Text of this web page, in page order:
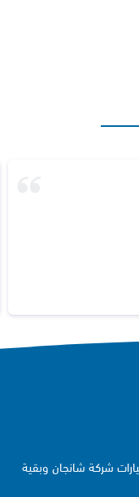
شركة شانجان وبقية